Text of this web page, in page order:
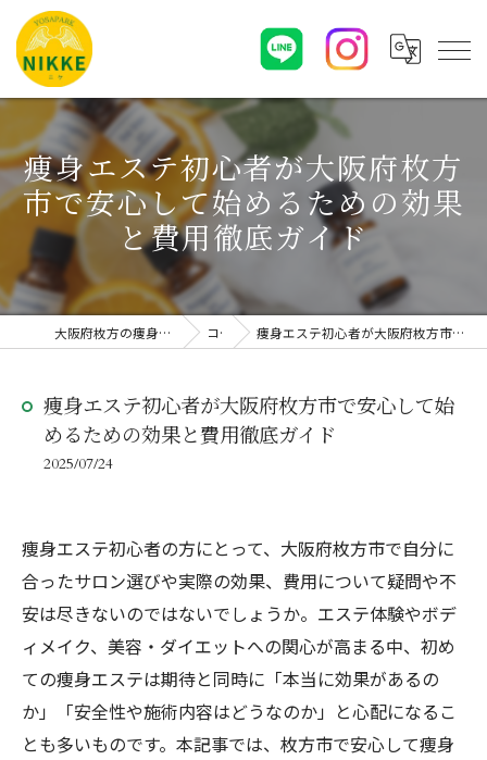
痩身エステ初心者が大阪府枚方
市で安心して始めるための効果
と費用徹底ガイド
大阪府枚方の痩身エステならYOSAPARK NIKKE コラム 痩身エステ初心者が大阪府枚方市で安心して始めるための効果と費用徹底ガイド
痩身エステ初心者が大阪府枚方市で安心して始
めるための効果と費用徹底ガイド
2025/07/24
痩身エステ初心者の方にとって、大阪府枚方市で自分に
合ったサロン選びや実際の効果、費用について疑問や不
安は尽きないのではないでしょうか。エステ体験やボデ
ィメイク、美容・ダイエットへの関心が高まる中、初め
ての痩身エステは期待と同時に「本当に効果があるの
か」「安全性や施術内容はどうなのか」と心配になるこ
とも多いものです。本記事では、枚方市で安心して痩身